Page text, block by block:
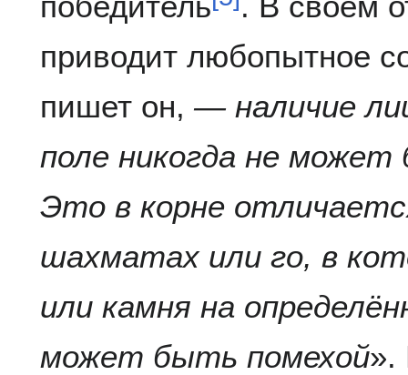
приводит любопытное
пишет он, — наличие
поле никогда не
Это в корне
шахматах или го, в
или камня на
может быть помехой».